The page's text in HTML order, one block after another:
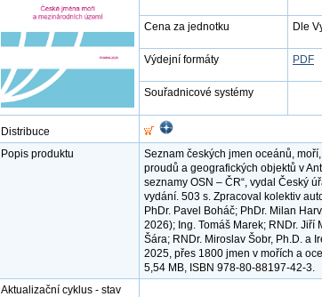
Cena za jednotku Dle
Výdejní formáty PDF
Souřadnicové systémy
Distribuce
Popis produktu
Seznam českých jmen oceánů,
proudů a geografických objektů v
seznamy OSN – ČR“, vydal Český
vydání. 503 s. Zpracoval kolektiv
PhDr. Pavel Boháč; PhDr. Milan
2026); Ing. Tomáš Marek; RNDr. Jiří
Šára; RNDr. Miroslav Šobr, Ph.D. a
2025, přes 1800 jmen v mořích a
5,54 MB, ISBN 978-80-88197-42-3.
Aktualizační cyklus - stav